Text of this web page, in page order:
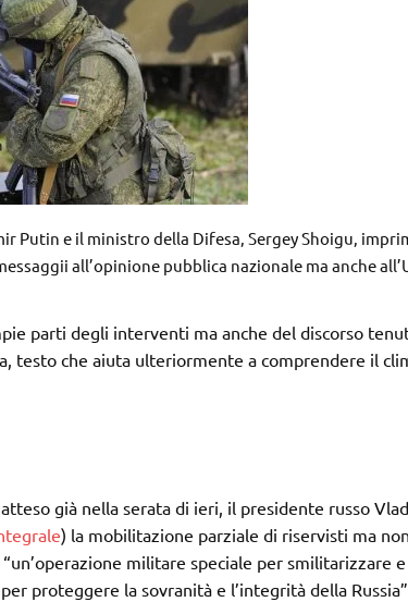
Putin e il ministro della Difesa, Sergey Shoigu,
all’opinione pubblica nazionale ma anche
parti degli interventi ma anche del discorso
testo che aiuta ulteriormente a comprendere il
già nella serata di ieri, il presidente russo
) la mobilitazione parziale di riservisti ma
militare speciale per smilitarizzare
proteggere la sovranità e l’integrità della